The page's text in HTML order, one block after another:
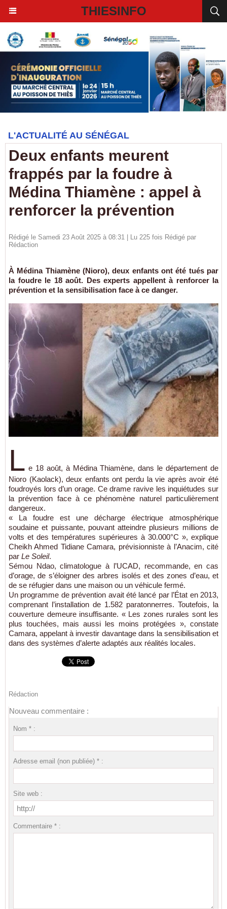
THIESINFO
L'ACTUALITÉ AU SÉNÉGAL
Deux enfants meurent
frappés par la foudre à
Médina Thiamène : appel à
renforcer la prévention
Rédigé le Samedi 23 Août 2025 à 08:31 | Lu 225 fois Rédigé par
Rédaction
À Médina Thiamène (Nioro), deux enfants ont été tués par
la foudre le 18 août. Des experts appellent à renforcer la
prévention et la sensibilisation face à ce danger.
L e 18 août, à Médina Thiamène, dans le département de
Nioro (Kaolack), deux enfants ont perdu la vie après avoir été
foudroyés lors d’un orage. Ce drame ravive les inquiétudes sur
la prévention face à ce phénomène naturel particulièrement
dangereux.
« La foudre est une décharge électrique atmosphérique
soudaine et puissante, pouvant atteindre plusieurs millions de
volts et des températures supérieures à 30.000°C », explique
Cheikh Ahmed Tidiane Camara, prévisionniste à l’Anacim, cité
par Le Soleil.
Sémou Ndao, climatologue à l’UCAD, recommande, en cas
d’orage, de s’éloigner des arbres isolés et des zones d’eau, et
de se réfugier dans une maison ou un véhicule fermé.
Un programme de prévention avait été lancé par l’État en 2013,
comprenant l’installation de 1.582 paratonnerres. Toutefois, la
couverture demeure insuffisante. « Les zones rurales sont les
plus touchées, mais aussi les moins protégées », constate
Camara, appelant à investir davantage dans la sensibilisation et
dans des systèmes d’alerte adaptés aux réalités locales.
Rédaction
Nouveau commentaire :
Nom * :
Adresse email (non publiée) * :
Site web :
Commentaire * :